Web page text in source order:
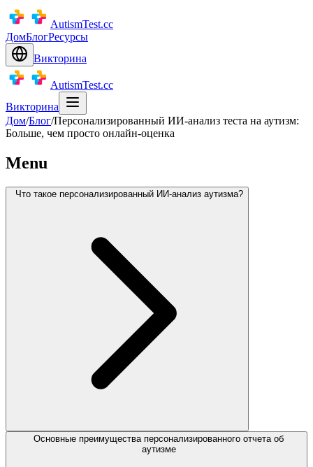
AutismTest.cc
ДомБлогРесурсы
Викторина
AutismTest.cc
Викторина
Дом/Блог/Персонализированный ИИ-анализ теста на аутизм:
Больше, чем просто онлайн-оценка
Menu
Что такое персонализированный ИИ-анализ аутизма?
Основные преимущества персонализированного отчета об
аутизме